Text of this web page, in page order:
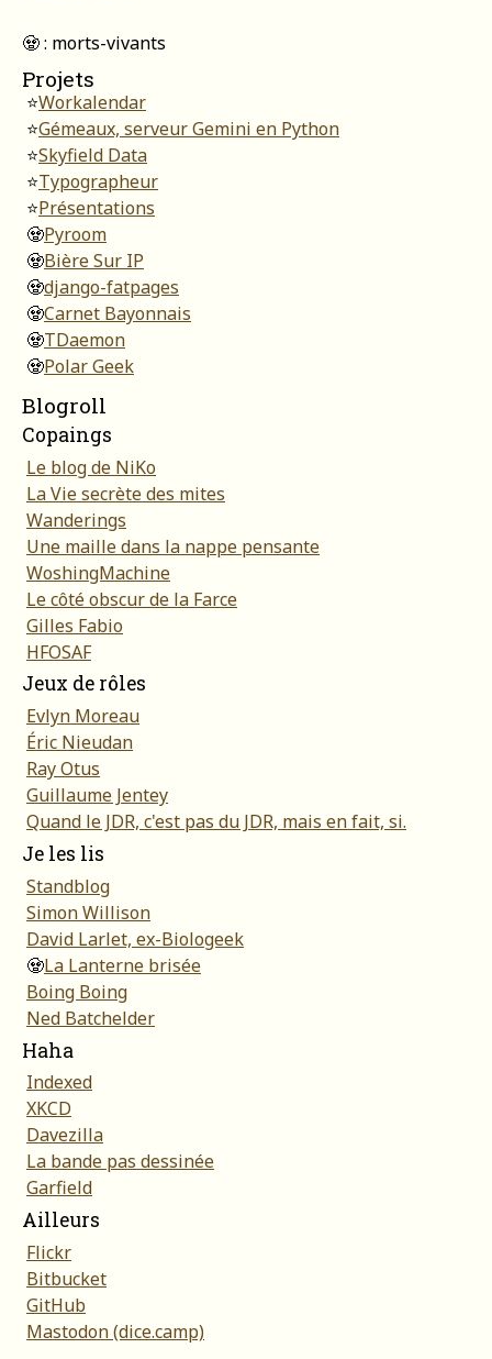
🧟 : morts-vivants
Projets
⭐Workalendar
⭐Gémeaux, serveur Gemini en Python
⭐Skyfield Data
⭐Typographeur
⭐Présentations
🧟Pyroom
🧟Bière Sur IP
🧟django-fatpages
🧟Carnet Bayonnais
🧟TDaemon
🧟Polar Geek
Blogroll
Copaings
Le blog de NiKo
La Vie secrète des mites
Wanderings
Une maille dans la nappe pensante
WoshingMachine
Le côté obscur de la Farce
Gilles Fabio
HFOSAF
Jeux de rôles
Evlyn Moreau
Éric Nieudan
Ray Otus
Guillaume Jentey
Quand le JDR, c'est pas du JDR, mais en fait, si.
Je les lis
Standblog
Simon Willison
David Larlet, ex-Biologeek
🧟La Lanterne brisée
Boing Boing
Ned Batchelder
Haha
Indexed
XKCD
Davezilla
La bande pas dessinée
Garfield
Ailleurs
Flickr
Bitbucket
GitHub
Mastodon (dice.camp)